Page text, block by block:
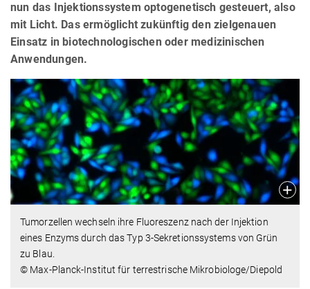
nun das Injektionssystem optogenetisch gesteuert, also
mit Licht. Das ermöglicht zukünftig den zielgenauen
Einsatz in biotechnologischen oder medizinischen
Anwendungen.
Tumorzellen wechseln ihre Fluoreszenz nach der Injektion
eines Enzyms durch das Typ 3-Sekretionssystems von Grün
zu Blau.
© Max-Planck-Institut für terrestrische Mikrobiologe/Diepold